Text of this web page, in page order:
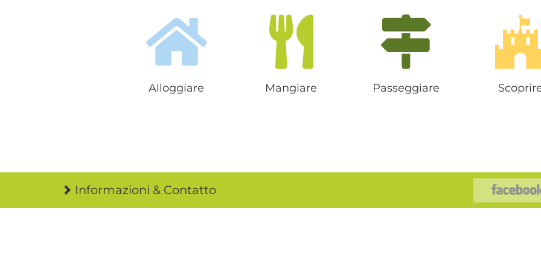
Alloggiare Mangiare Passeggiare
Informazioni & Contatto